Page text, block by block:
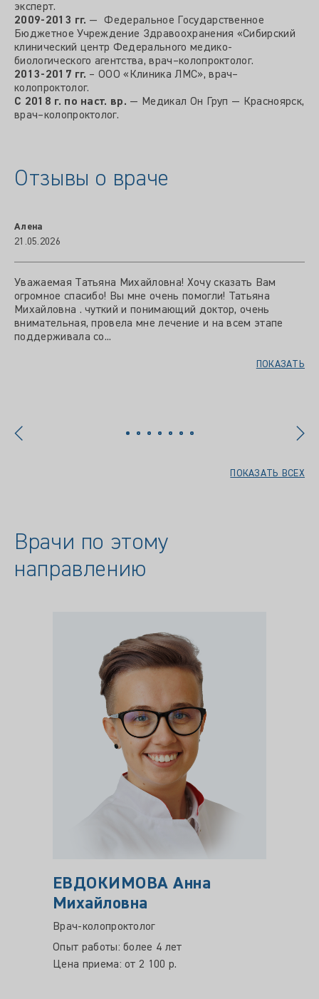
эксперт.
2009-2013 гг. — Федеральное Государственное
Бюджетное Учреждение Здравоохранения «Сибирский
клинический центр Федерального медико-
биологического агентства, врач–колопроктолог.
2013-2017 гг. – ООО «Клиника ЛМС», врач–
колопроктолог.
С 2018 г. по наст. вр. — Медикал Он Груп — Красноярск,
врач–колопроктолог.
Отзывы о враче
Алена
21.05.2026
Уважаемая Татьяна Михайловна! Хочу сказать Вам
огромное спасибо! Вы мне очень помогли! Татьяна
Михайловна . чуткий и понимающий доктор, очень
внимательная, провела мне лечение и на всем этапе
поддерживала со...
ПОКАЗАТЬ
ПОКАЗАТЬ ВСЕХ
Врачи по этому
направлению
ЕВДОКИМОВА Анна
Михайловна
Врач-колопроктолог
Опыт работы: более 4 лет
Цена приема: от 2 100 р.